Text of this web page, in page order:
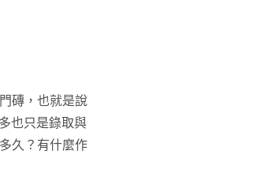
磚，也就是說
也只是錄取與
久？有什麼作